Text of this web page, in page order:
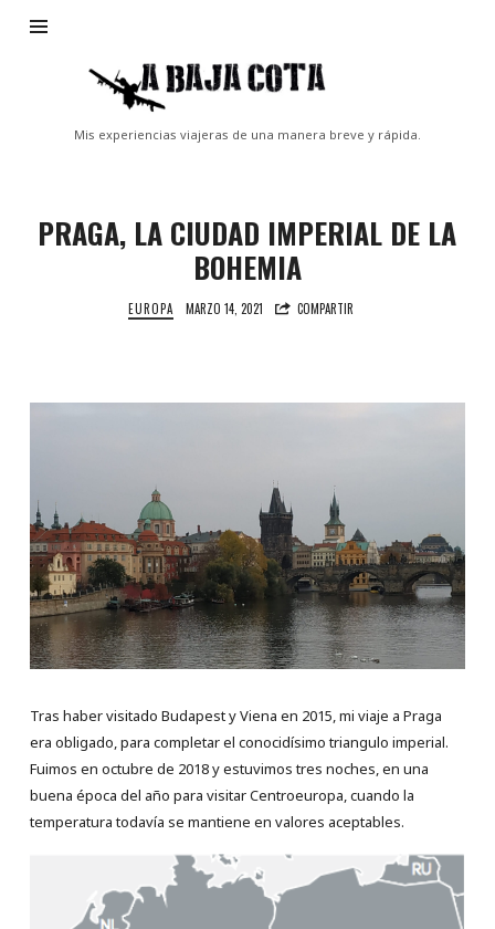
Baja
Cota
Mis experiencias viajeras de una manera breve y rápida.
PRAGA, LA CIUDAD IMPERIAL DE LA
BOHEMIA
EUROPA MARZO 14, 2021 COMPARTIR
Tras haber visitado Budapest y Viena en 2015, mi viaje a Praga
era obligado, para completar el conocidísimo triangulo imperial.
Fuimos en octubre de 2018 y estuvimos tres noches, en una
buena época del año para visitar Centroeuropa, cuando la
temperatura todavía se mantiene en valores aceptables.